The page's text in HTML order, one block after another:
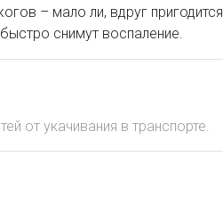
– мало ли, вдруг пригодится.
снимут воспаление.
от укачивания в транспорте.